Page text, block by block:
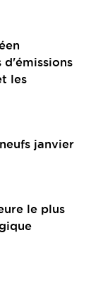
d'émissions
les
janvier
le plus